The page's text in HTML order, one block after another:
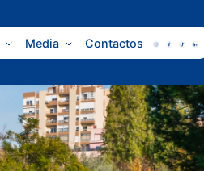
Media Contactos